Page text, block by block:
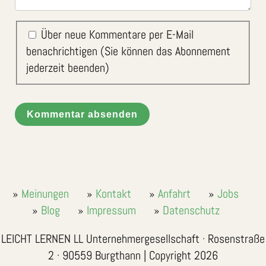
Über neue Kommentare per E-Mail
benachrichtigen (Sie können das Abonnement
jederzeit beenden)
Kommentar absenden
Meinungen Kontakt Anfahrt
Jobs
Blog
Impressum
Datenschutz
LEICHT LERNEN LL Unternehmergesellschaft · Rosenstraße
2 · 90559 Burgthann | Copyright 2026